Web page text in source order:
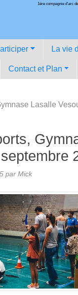
1ére compagnie d'arc
La vie
Contact et Plan
Lasalle
par Mick
cookies